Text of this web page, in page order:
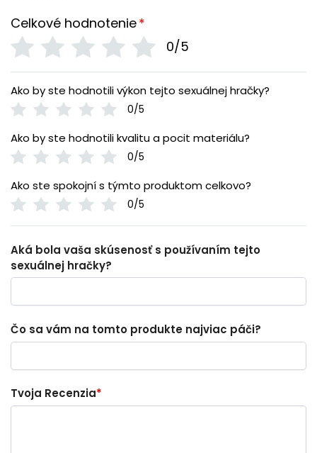
Celkové hodnotenie*
0/5
Ako by ste hodnotili výkon tejto sexuálnej hračky?
0/5
Ako by ste hodnotili kvalitu a pocit materiálu?
0/5
Ako ste spokojní s týmto produktom celkovo?
0/5
Aká bola vaša skúsenosť s používaním tejto
sexuálnej hračky?
Čo sa vám na tomto produkte najviac páči?
Tvoja Recenzia*